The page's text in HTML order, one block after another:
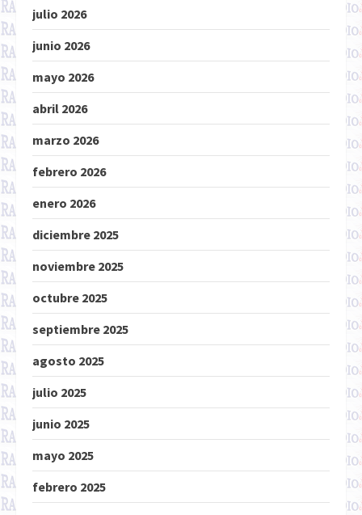
julio 2026
junio 2026
mayo 2026
abril 2026
marzo 2026
febrero 2026
enero 2026
diciembre 2025
noviembre 2025
octubre 2025
septiembre 2025
agosto 2025
julio 2025
junio 2025
mayo 2025
febrero 2025